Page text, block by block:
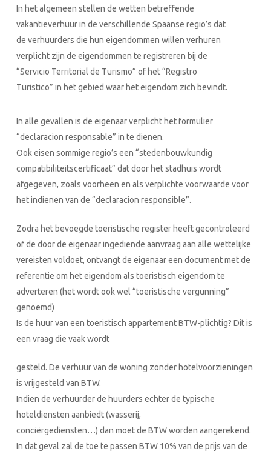
In het algemeen stellen de wetten betreffende
vakantieverhuur in de verschillende Spaanse regio’s dat
de verhuurders die hun eigendommen willen verhuren
verplicht zijn de eigendommen te registreren bij de
“Servicio Territorial de Turismo” of het “Registro
Turistico” in het gebied waar het eigendom zich bevindt.
In alle gevallen is de eigenaar verplicht het formulier
“declaracion responsable” in te dienen.
Ook eisen sommige regio’s een “stedenbouwkundig
compatibiliteitscertificaat” dat door het stadhuis wordt
afgegeven, zoals voorheen en als verplichte voorwaarde voor
het indienen van de “declaracion responsible”.
Zodra het bevoegde toeristische register heeft gecontroleerd
of de door de eigenaar ingediende aanvraag aan alle wettelijke
vereisten voldoet, ontvangt de eigenaar een document met de
referentie om het eigendom als toeristisch eigendom te
adverteren (het wordt ook wel “toeristische vergunning”
genoemd)
Is de huur van een toeristisch appartement BTW-plichtig? Dit is
een vraag die vaak wordt
gesteld. De verhuur van de woning zonder hotelvoorzieningen
is vrijgesteld van BTW.
Indien de verhuurder de huurders echter de typische
hoteldiensten aanbiedt (wasserij,
conciërgediensten…) dan moet de BTW worden aangerekend.
In dat geval zal de toe te passen BTW 10% van de prijs van de